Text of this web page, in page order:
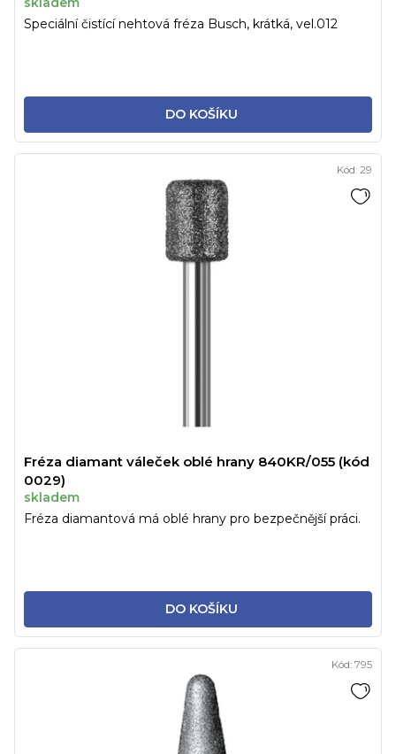
DO KOŠÍKU
Speciální čistící nehtová fréza Busch, krátká, vel.012
Fréza diamant váleček oblé hrany 840KR/055 (kód
0029)
skladem
DO KOŠÍKU
Fréza diamantová má oblé hrany pro bezpečnější práci.
Kód: 29
Kód: 795